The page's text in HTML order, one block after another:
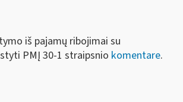
iš pajamų ribojimai su
PMĮ 30-1 straipsnio komentare.